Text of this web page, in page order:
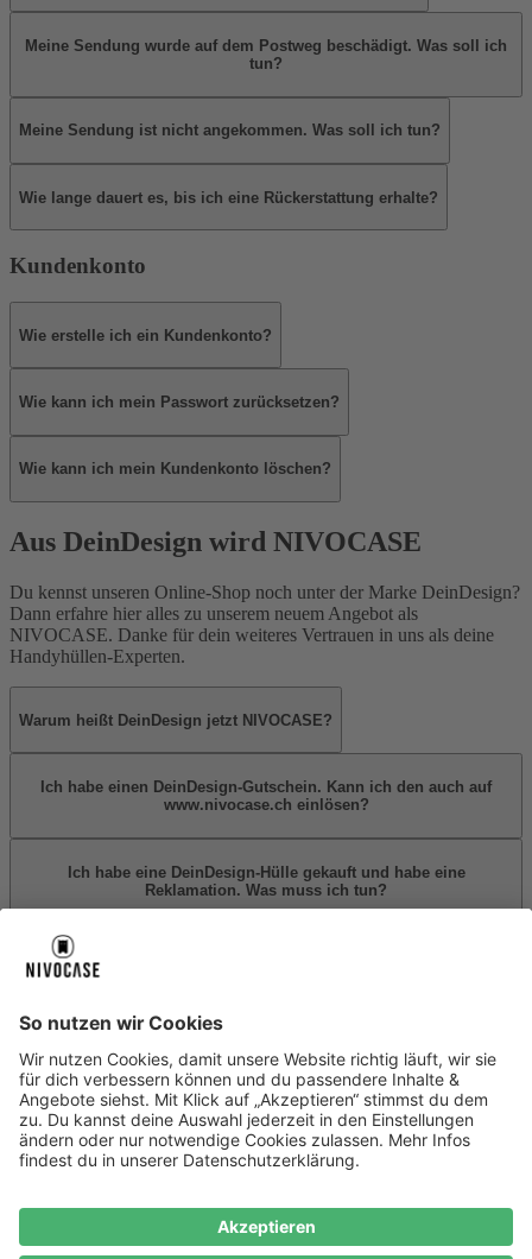
Meine Sendung wurde auf dem Postweg beschädigt. Was soll ich
tun?
Meine Sendung ist nicht angekommen. Was soll ich tun?
Wie lange dauert es, bis ich eine Rückerstattung erhalte?
Kundenkonto
Wie erstelle ich ein Kundenkonto?
Wie kann ich mein Passwort zurücksetzen?
Wie kann ich mein Kundenkonto löschen?
Aus DeinDesign wird NIVOCASE
Du kennst unseren Online-Shop noch unter der Marke DeinDesign?
Dann erfahre hier alles zu unserem neuem Angebot als
NIVOCASE. Danke für dein weiteres Vertrauen in uns als deine
Handyhüllen-Experten.
Warum heißt DeinDesign jetzt NIVOCASE?
Ich habe einen DeinDesign-Gutschein. Kann ich den auch auf
www.nivocase.ch einlösen?
Ich habe eine DeinDesign-Hülle gekauft und habe eine
Reklamation. Was muss ich tun?
Ich bin Fan einer DeinDesign-Hülle, die es nun nicht mehr im
Über uns Über uns
About NIVOCASE NIVOCASE Test Lab Schreib uns
Sicher bezahlen
Sicher bezahlen
AGB Widerrufsrecht Datenschutz Ombudsmann